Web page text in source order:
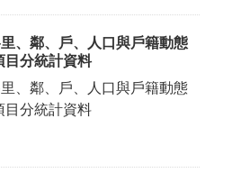
、鄰、戶、人口與戶籍動態
目分統計資料
、鄰、戶、人口與戶籍動態
目分統計資料